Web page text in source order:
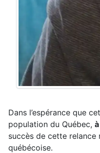
Dans l’espérance que
population du Québec,
succès de cette relance
québécoise.